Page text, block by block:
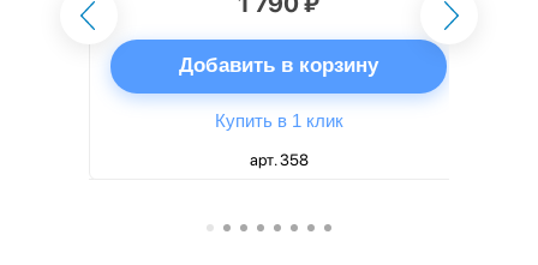
Добавить в корзину
Купить в 1 клик
арт. 358